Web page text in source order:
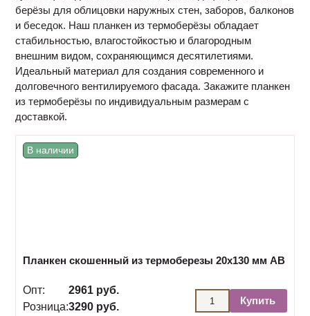
берёзы для облицовки наружных стен, заборов, балконов
и беседок. Наш планкен из термоберёзы обладает
стабильностью, влагостойкостью и благородным
внешним видом, сохраняющимся десятилетиями.
Идеальный материал для создания современного и
долговечного вентилируемого фасада. Закажите планкен
из термоберёзы по индивидуальным размерам с
доставкой.
В наличии
Планкен скошенный из термоберезы 20х130 мм АВ
Опт:
2961 руб.
Розница:3290 руб.
Купить